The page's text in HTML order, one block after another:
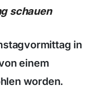
schauen
in
einem
worden.